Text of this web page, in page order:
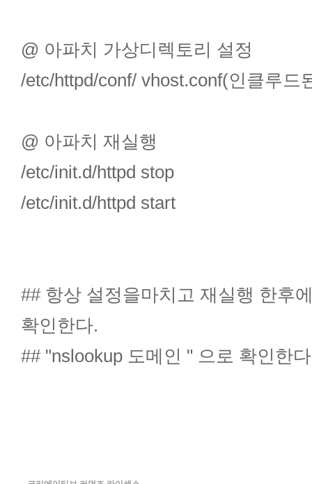
@ 아파치 가상디렉토리 설정
/etc/httpd/conf/ vhost.conf(인클루드
@ 아파치 재실행
/etc/init.d/httpd stop
/etc/init.d/httpd start
## 항상 설정을마치고 재실행 한후
확인한다.
## "nslookup 도메인 " 으로 확인한